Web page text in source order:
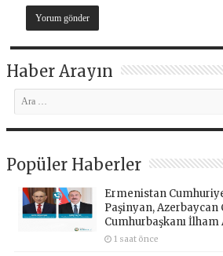
Haber Arayın
Popüler Haberler
Ermenistan
Paşinyan,
Cumhurbaşkanı İlham
1 saat önce